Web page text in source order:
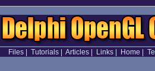
Files| Tutorials| Articles| Links| Home